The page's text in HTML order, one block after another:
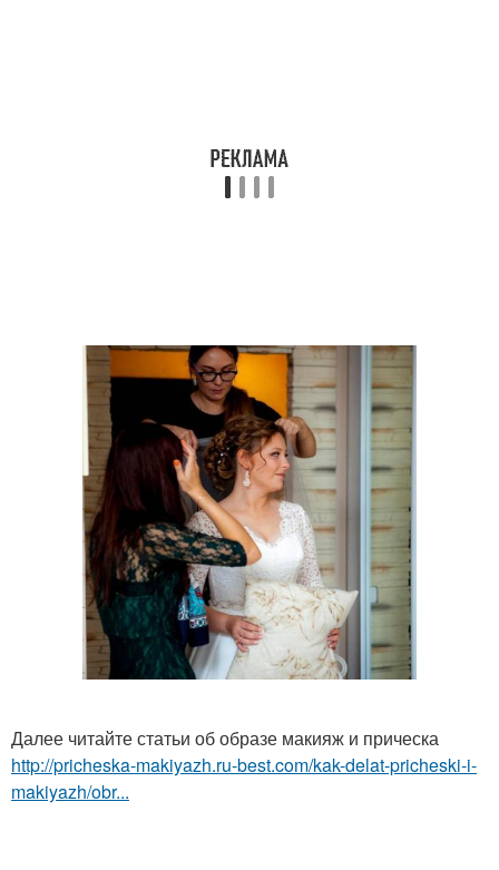
Далее читайте статьи об образе макияж и прическа
http://pricheska-makiyazh.ru-best.com/kak-delat-pricheski-i-
makiyazh/obr...